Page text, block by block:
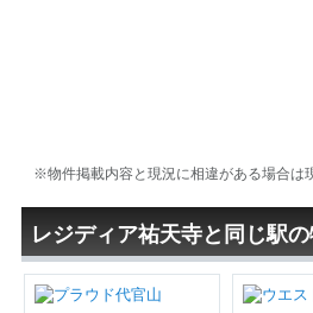
※物件掲載内容と現況に相違がある場合は
レジディア祐天寺と同じ駅